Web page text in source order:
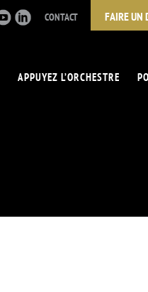
CONTACT FAIRE UN
APPUYEZ L’ORCHESTRE